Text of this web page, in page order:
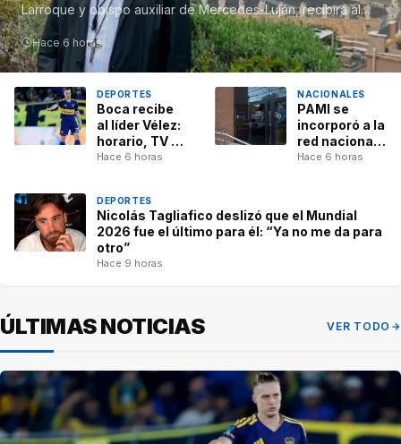
Larroque y obispo auxiliar de Mercedes-Luján, recibirá al
Pontífice en el Santuario…
Hace 6 horas
DEPORTES
Boca recibe
al líder Vélez:
horario, TV y
posibles
Hace 6 horas
NACIONALES
PAMI se
incorporó a la
red nacional
para el
y cómo
funcionará
Hace 6 horas
DEPORTES
Nicolás Tagliafico deslizó que el Mundial
2026 fue el último para él: “Ya no me da para
otro”
Hace 9 horas
ÚLTIMAS NOTICIAS VER TODO